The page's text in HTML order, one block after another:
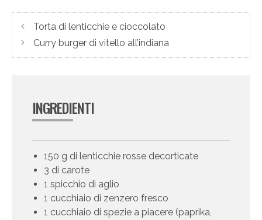
Torta di lenticchie e cioccolato
Curry burger di vitello all’indiana
INGREDIENTI
150 g di lenticchie rosse decorticate
3 di carote
1 spicchio di aglio
1 cucchiaio di zenzero fresco
1 cucchiaio di spezie a piacere (paprika,